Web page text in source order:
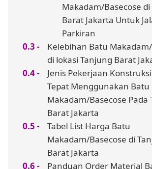
Makadam/Basecose
Barat Jakarta Untuk
Parkiran
Kelebihan Batu
di lokasi Tanjung Barat
Jenis Pekerjaan
Tepat Menggunakan Batu
Makadam/Basecose Pada
Barat Jakarta
Tabel List Harga Batu
Makadam/Basecose di
Barat Jakarta
Panduan Order Material